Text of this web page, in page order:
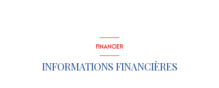
FINANCIER
INFORMATIONS FINANCIÈRES